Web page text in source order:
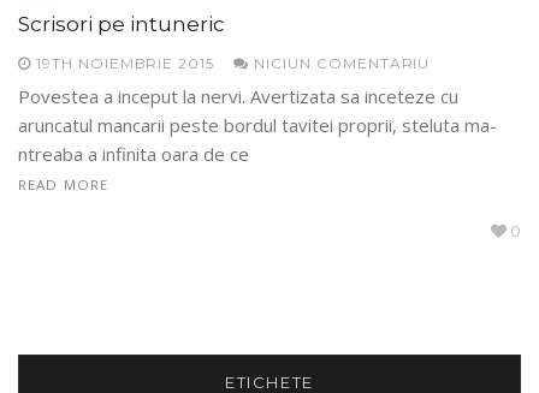
Scrisori pe intuneric
19TH NOIEMBRIE 2015 NICIUN COMENTARIU
Povestea a inceput la nervi. Avertizata sa inceteze cu
aruncatul mancarii peste bordul tavitei proprii, steluta ma-
ntreaba a infinita oara de ce
READ MORE
0
ETICHETE